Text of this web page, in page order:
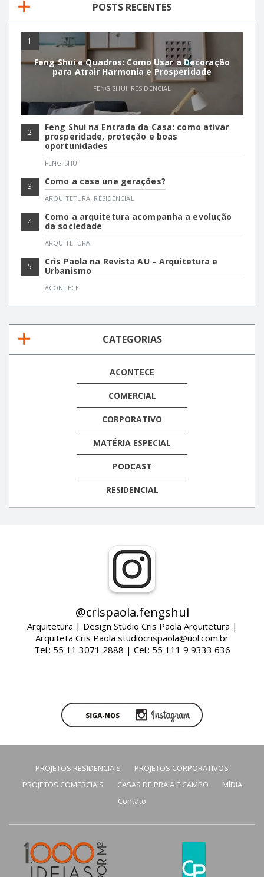
POSTS RECENTES
1
Feng Shui e Quadros: Como Usar a Decoração
para Atrair Harmonia e Prosperidade
FENG SHUI, RESIDENCIAL
2
Feng Shui na Entrada da Casa: como ativar
prosperidade, proteção e boas
oportunidades
FENG SHUI
3 Como a casa une gerações?
ARQUITETURA, RESIDENCIAL
4
Como a arquitetura acompanha a evolução
da sociedade
ARQUITETURA
5
Cris Paola na Revista AU – Arquitetura e
Urbanismo
ACONTECE
CATEGORIAS
ACONTECE
COMERCIAL
CORPORATIVO
MATÉRIA ESPECIAL
PODCAST
RESIDENCIAL
@crispaola.fengshui
Arquitetura | Design Studio Cris Paola Arquitetura |
Arquiteta Cris Paola studiocrispaola@uol.com.br
Tel.: 55 11 3071 2888 | Cel.: 55 111 9 9333 636
PROJETOS RESIDENCIAIS
PROJETOS CORPORATIVOS
PROJETOS COMERCIAIS
CASAS DE PRAIA E CAMPO
MÍDIA
Contato